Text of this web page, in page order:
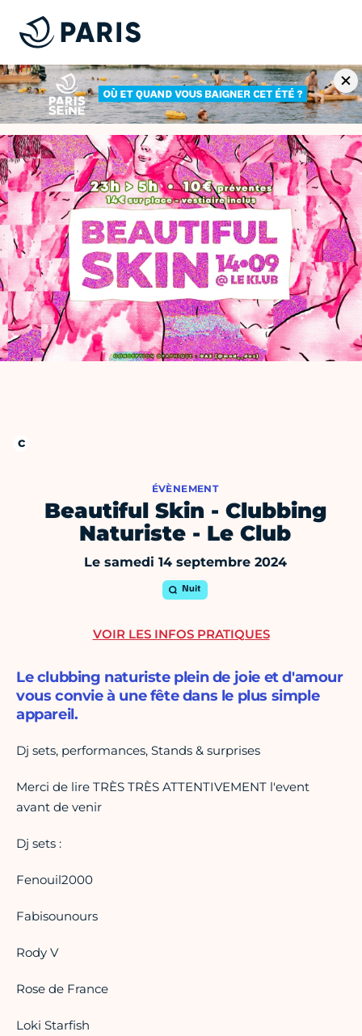
ÉVÈNEMENT
Beautiful Skin - Clubbing
Naturiste - Le Club
Le samedi 14 septembre 2024
Nuit
Le clubbing naturiste plein de joie et d'amour
vous convie à une fête dans le plus simple
appareil.
Dj sets, performances, Stands & surprises
Merci de lire TRÈS TRÈS ATTENTIVEMENT l'event
avant de venir
Dj sets :
Fenouil2000
Fabisounours
Rody V
Rose de France
Loki Starfish
VOIR LES INFOS PRATIQUES